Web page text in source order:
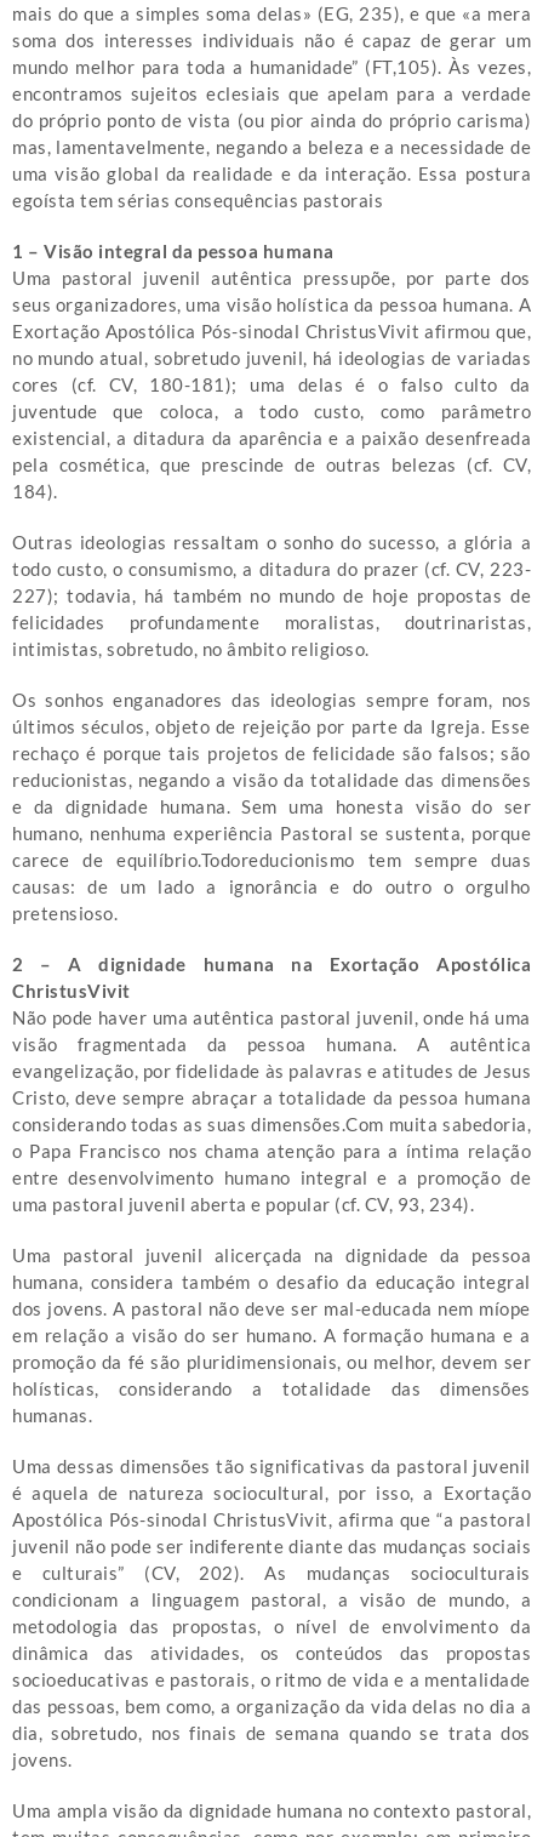
mais do que a simples soma delas» (EG, 235), e que «a mera
soma dos interesses individuais não é capaz de gerar um
mundo melhor para toda a humanidade” (FT,105). Às vezes,
encontramos sujeitos eclesiais que apelam para a verdade
do próprio ponto de vista (ou pior ainda do próprio carisma)
mas, lamentavelmente, negando a beleza e a necessidade de
uma visão global da realidade e da interação. Essa postura
egoísta tem sérias consequências pastorais
1 – Visão integral da pessoa humana
Uma pastoral juvenil autêntica pressupõe, por parte dos
seus organizadores, uma visão holística da pessoa humana. A
Exortação Apostólica Pós-sinodal ChristusVivit afirmou que,
no mundo atual, sobretudo juvenil, há ideologias de variadas
cores (cf. CV, 180-181); uma delas é o falso culto da
juventude que coloca, a todo custo, como parâmetro
existencial, a ditadura da aparência e a paixão desenfreada
pela cosmética, que prescinde de outras belezas (cf. CV,
184).
Outras ideologias ressaltam o sonho do sucesso, a glória a
todo custo, o consumismo, a ditadura do prazer (cf. CV, 223-
227); todavia, há também no mundo de hoje propostas de
felicidades profundamente moralistas, doutrinaristas,
intimistas, sobretudo, no âmbito religioso.
Os sonhos enganadores das ideologias sempre foram, nos
últimos séculos, objeto de rejeição por parte da Igreja. Esse
rechaço é porque tais projetos de felicidade são falsos; são
reducionistas, negando a visão da totalidade das dimensões
e da dignidade humana. Sem uma honesta visão do ser
humano, nenhuma experiência Pastoral se sustenta, porque
carece de equilíbrio.Todoreducionismo tem sempre duas
causas: de um lado a ignorância e do outro o orgulho
pretensioso.
2 – A dignidade humana na Exortação Apostólica
ChristusVivit
Não pode haver uma autêntica pastoral juvenil, onde há uma
visão fragmentada da pessoa humana. A autêntica
evangelização, por fidelidade às palavras e atitudes de Jesus
Cristo, deve sempre abraçar a totalidade da pessoa humana
considerando todas as suas dimensões.Com muita sabedoria,
o Papa Francisco nos chama atenção para a íntima relação
entre desenvolvimento humano integral e a promoção de
uma pastoral juvenil aberta e popular (cf. CV, 93, 234).
Uma pastoral juvenil alicerçada na dignidade da pessoa
humana, considera também o desafio da educação integral
dos jovens. A pastoral não deve ser mal-educada nem míope
em relação a visão do ser humano. A formação humana e a
promoção da fé são pluridimensionais, ou melhor, devem ser
holísticas, considerando a totalidade das dimensões
humanas.
Uma dessas dimensões tão significativas da pastoral juvenil
é aquela de natureza sociocultural, por isso, a Exortação
Apostólica Pós-sinodal ChristusVivit, afirma que “a pastoral
juvenil não pode ser indiferente diante das mudanças sociais
e culturais” (CV, 202). As mudanças socioculturais
condicionam a linguagem pastoral, a visão de mundo, a
metodologia das propostas, o nível de envolvimento da
dinâmica das atividades, os conteúdos das propostas
socioeducativas e pastorais, o ritmo de vida e a mentalidade
das pessoas, bem como, a organização da vida delas no dia a
dia, sobretudo, nos finais de semana quando se trata dos
jovens.
Uma ampla visão da dignidade humana no contexto pastoral,